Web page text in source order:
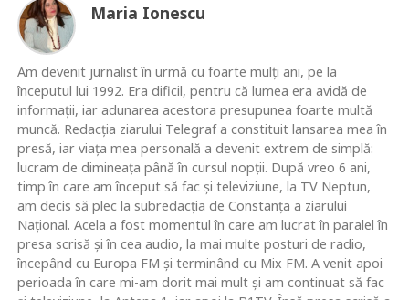
Maria Ionescu
Am devenit jurnalist în urmă cu foarte mulţi ani, pe la
începutul lui 1992. Era dificil, pentru că lumea era avidă de
informaţii, iar adunarea acestora presupunea foarte multă
muncă. Redacţia ziarului Telegraf a constituit lansarea mea în
presă, iar viaţa mea personală a devenit extrem de simplă:
lucram de dimineaţa până în cursul nopţii. După vreo 6 ani,
timp în care am început să fac şi televiziune, la TV Neptun,
am decis să plec la subredacţia de Constanţa a ziarului
Naţional. Acela a fost momentul în care am lucrat în paralel în
presa scrisă şi în cea audio, la mai multe posturi de radio,
începând cu Europa FM şi terminând cu Mix FM. A venit apoi
perioada în care mi-am dorit mai mult şi am continuat să fac